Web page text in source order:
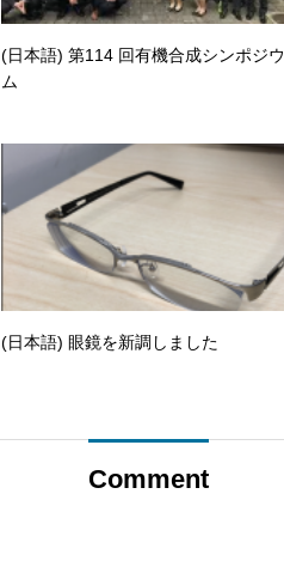
(日本語) 第114 回有機合成シンポジウ
ム
(日本語) 眼鏡を新調しました
Comment